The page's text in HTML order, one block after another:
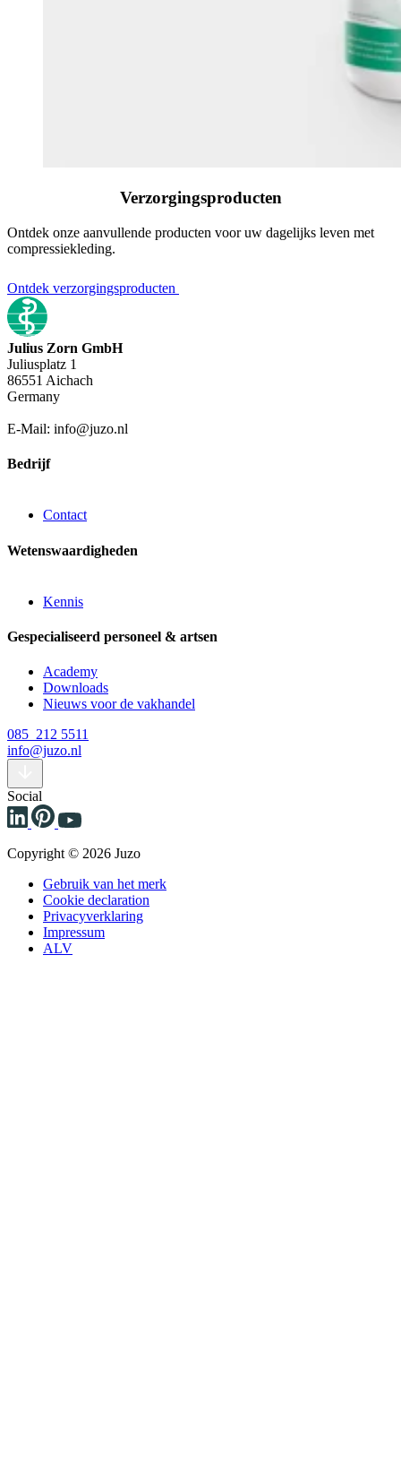
Verzorgingsproducten
Ontdek onze aanvullende producten voor uw dagelijks leven met
compressiekleding.
Ontdek verzorgingsproducten
Julius Zorn GmbH
Juliusplatz 1
86551 Aichach
Germany
E-Mail: info@juzo.nl
Bedrijf
Contact
Wetenswaardigheden
Kennis
Gespecialiseerd personeel & artsen
Academy
Downloads
Nieuws voor de vakhandel
085 212 5511
info@juzo.nl
Social
Copyright © 2026 Juzo
Gebruik van het merk
Cookie declaration
Privacyverklaring
Impressum
ALV